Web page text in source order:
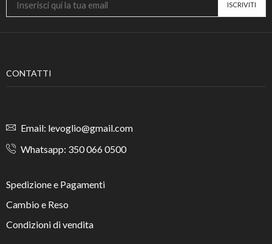
CONTATTI
Email: levoglio@gmail.com
Whatsapp: 350 066 0500
Spedizione e Pagamenti
Cambio e Reso
Condizioni di vendita